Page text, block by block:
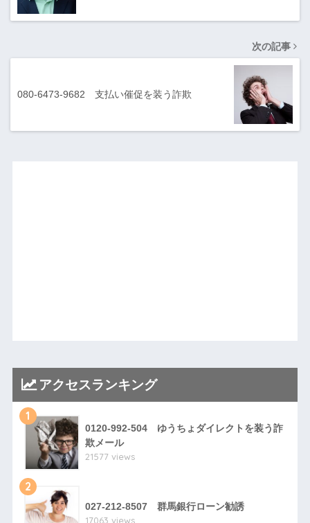
次の記事
080-6473-9682 支払い催促を装う詐欺
アクセスランキング
1
0120-992-504 ゆうちょダイレクトを装う詐
欺メール
21577 views
2
027-212-8507 群馬銀行ローン勧誘
17063 views